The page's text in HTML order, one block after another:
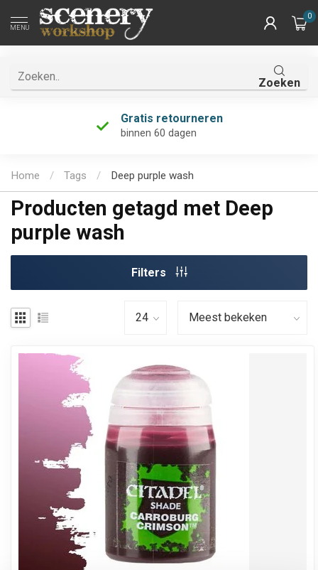
MENU
0
Zoeken
Gratis retourneren
binnen 60 dagen
Home / Tags / Deep purple wash
Producten getagd met Deep
purple wash
Filters